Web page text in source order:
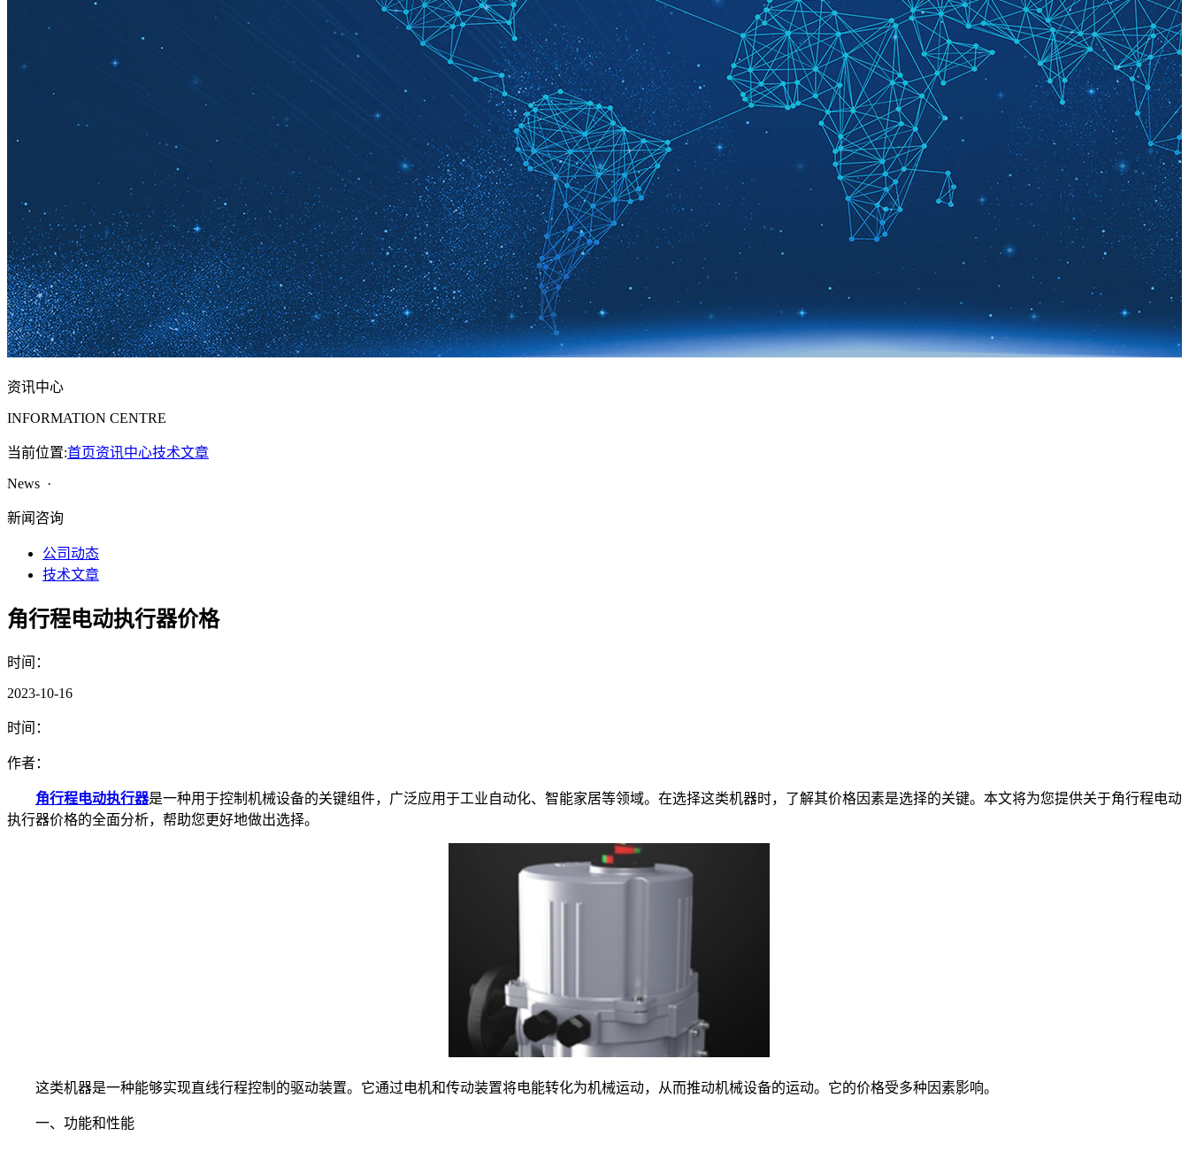
资讯中心
INFORMATION CENTRE
当前位置:首页资讯中心技术文章
News ·
新闻咨询
公司动态
技术文章
角行程电动执行器价格
时间：
2023-10-16
时间：
作者：
角行程电动执行器是一种用于控制机械设备的关键组件，广泛应用于工业自动化、智能家居等领域。在选择这类机器时，了解其价格因素是选择的关键。本文将为您提供关于角行程电动
执行器价格的全面分析，帮助您更好地做出选择。
这类机器是一种能够实现直线行程控制的驱动装置。它通过电机和传动装置将电能转化为机械运动，从而推动机械设备的运动。它的价格受多种因素影响。
一、功能和性能